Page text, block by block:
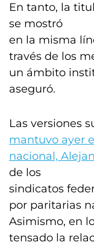
En tanto, la
se mostró
en la misma
través de los
un ámbito
aseguró.
Las versiones
mantuvo ayer
nacional,
de los
sindicatos
por paritarias
Asimismo, en
tensado la